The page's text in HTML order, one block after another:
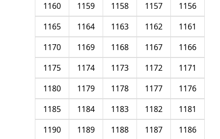
1156
1157
1158
1159
1160
1161
1162
1163
1164
1165
1166
1167
1168
1169
1170
1171
1172
1173
1174
1175
1176
1177
1178
1179
1180
1181
1182
1183
1184
1185
1186
1187
1188
1189
1190